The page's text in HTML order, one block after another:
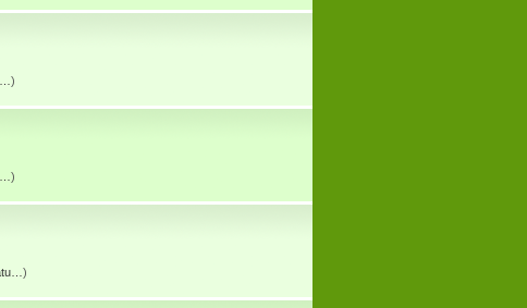
)
)
)